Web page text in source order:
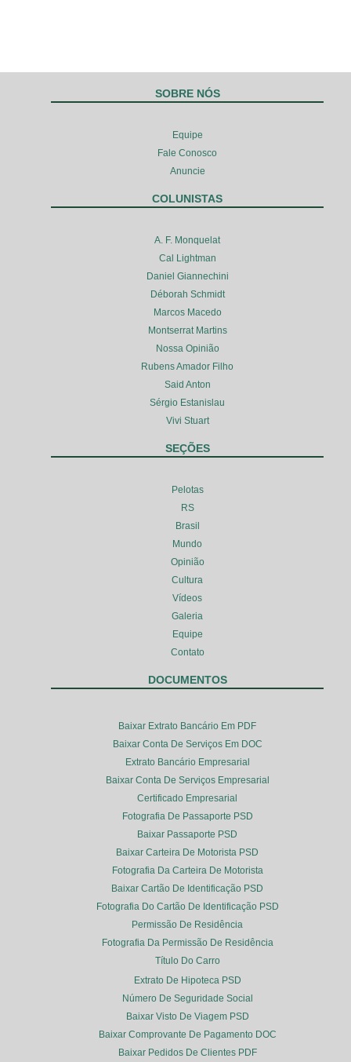
SOBRE NÓS
Equipe
Fale Conosco
Anuncie
COLUNISTAS
A. F. Monquelat
Cal Lightman
Daniel Giannechini
Déborah Schmidt
Marcos Macedo
Montserrat Martins
Nossa Opinião
Rubens Amador Filho
Said Anton
Sérgio Estanislau
Vivi Stuart
SEÇÕES
Pelotas
RS
Brasil
Mundo
Opinião
Cultura
Vídeos
Galeria
Equipe
Contato
DOCUMENTOS
Baixar Extrato Bancário Em PDF
Baixar Conta De Serviços Em DOC
Extrato Bancário Empresarial
Baixar Conta De Serviços Empresarial
Certificado Empresarial
Fotografia De Passaporte PSD
Baixar Passaporte PSD
Baixar Carteira De Motorista PSD
Fotografia Da Carteira De Motorista
Baixar Cartão De Identificação PSD
Fotografia Do Cartão De Identificação PSD
Permissão De Residência
Fotografia Da Permissão De Residência
Título Do Carro
Extrato De Hipoteca PSD
Número De Seguridade Social
Baixar Visto De Viagem PSD
Baixar Comprovante De Pagamento DOC
Baixar Pedidos De Clientes PDF